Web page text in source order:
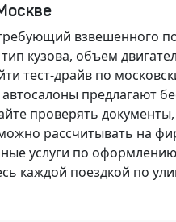
взвешенного
кузова, объем
тест-драйв по
предлагают
проверять
рассчитывать на
услуги по оформлению,
каждой поездкой по